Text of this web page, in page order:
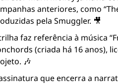
anteriores, como
pela Smuggler. 🎥
faz referência à música
(criada há 16 anos),
🎶
que encerra a